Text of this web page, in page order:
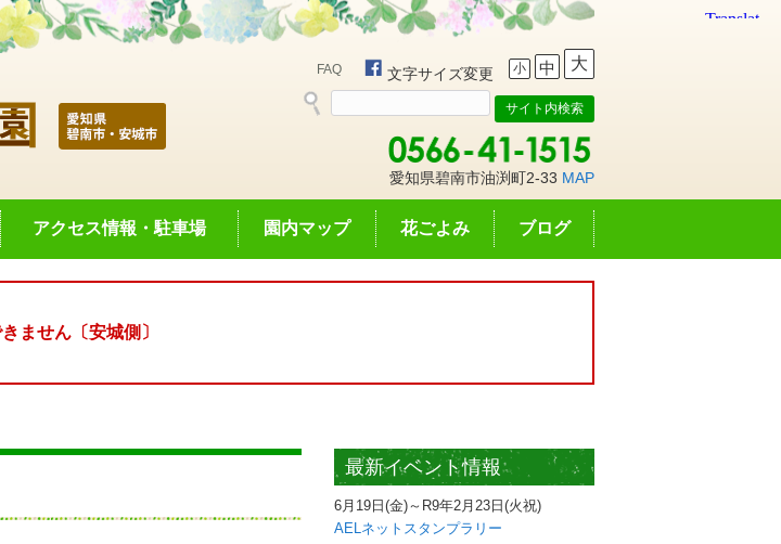
FAQ 文字サイズ変更 小 中 大
愛知県碧南市油渕町2-33 MAP
アクセス情報・駐車場 園内マップ 花ごよみ ブログ
ません〔安城側〕
最新イベント情報
6月19日(金)～R9年2月23日(火祝)
AELネットスタンプラリー